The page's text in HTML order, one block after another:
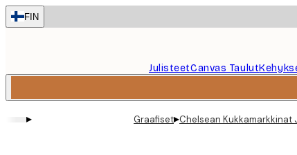
Skip
to
FIN
JulisteetCanvas Taulut
▸ Graafiset▸Chelsean Kukkamarkkinat